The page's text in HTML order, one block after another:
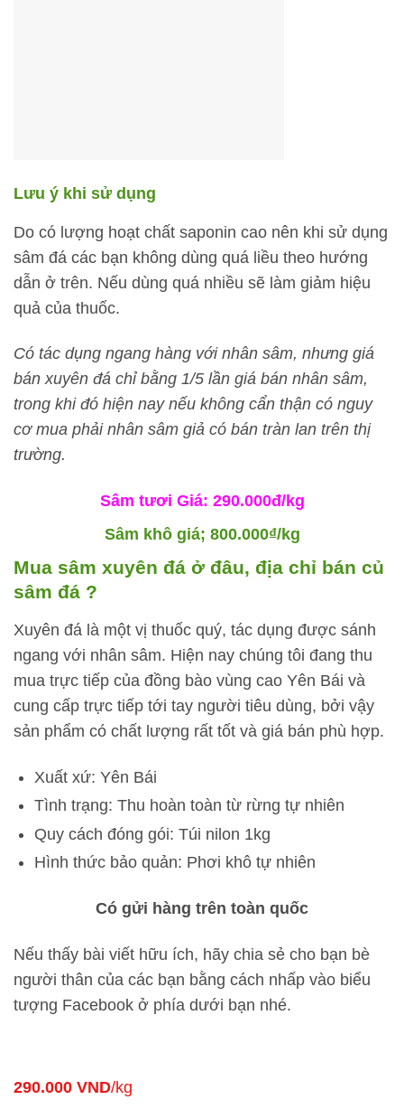
Lưu ý khi sử dụng
Do có lượng hoạt chất saponin cao nên khi sử dụng
sâm đá các bạn không dùng quá liều theo hướng
dẫn ở trên. Nếu dùng quá nhiều sẽ làm giảm hiệu
quả của thuốc.
Có tác dụng ngang hàng với nhân sâm, nhưng giá
bán xuyên đá chỉ bằng 1/5 lần giá bán nhân sâm,
trong khi đó hiện nay nếu không cẩn thận có nguy
cơ mua phải nhân sâm giả có bán tràn lan trên thị
trường.
Sâm tươi Giá: 290.000đ/kg
Sâm khô giá; 800.000₫/kg
Mua sâm xuyên đá ở đâu, địa chỉ bán củ
sâm đá ?
Xuyên đá là một vị thuốc quý, tác dụng được sánh
ngang với nhân sâm. Hiện nay chúng tôi đang thu
mua trực tiếp của đồng bào vùng cao Yên Bái và
cung cấp trực tiếp tới tay người tiêu dùng, bởi vậy
sản phẩm có chất lượng rất tốt và giá bán phù hợp.
Xuất xứ: Yên Bái
Tình trạng: Thu hoàn toàn từ rừng tự nhiên
Quy cách đóng gói: Túi nilon 1kg
Hình thức bảo quản: Phơi khô tự nhiên
Có gửi hàng trên toàn quốc
Nếu thấy bài viết hữu ích, hãy chia sẻ cho bạn bè
người thân của các bạn bằng cách nhấp vào biểu
tượng Facebook ở phía dưới bạn nhé.
290.000 VND/kg